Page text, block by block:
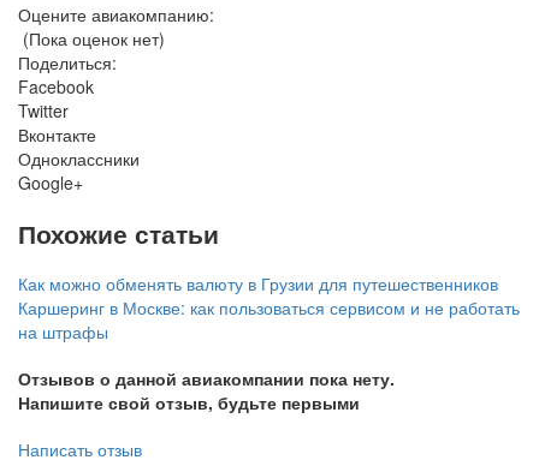
Оцените авиакомпанию:
(Пока оценок нет)
Поделиться:
Facebook
Twitter
Вконтакте
Одноклассники
Google+
Похожие статьи
Как можно обменять валюту в Грузии для путешественников
Каршеринг в Москве: как пользоваться сервисом и не работать
на штрафы
Отзывов о данной авиакомпании пока нету.
Напишите свой отзыв, будьте первыми
Написать отзыв